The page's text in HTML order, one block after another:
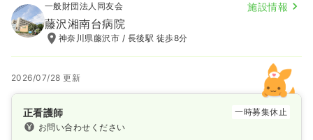
一般財団法人同友会 施設情報
藤沢湘南台病院
神奈川県藤沢市 / 長後駅 徒歩8分
2026/07/28 更新
正看護師
一時募集休止
お問い合わせください